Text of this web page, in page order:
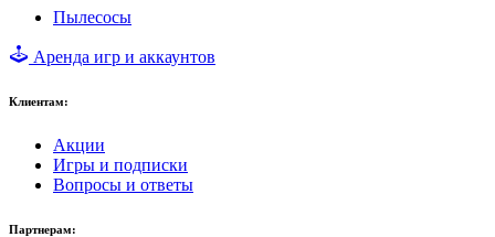
Пылесосы
Аренда игр и аккаунтов
Клиентам:
Акции
Игры и подписки
Вопросы и ответы
Партнерам: